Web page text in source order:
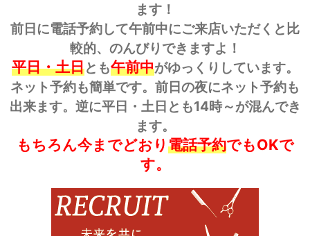
ます！
前日に電話予約して午前中にご来店いただくと比
較的、のんびりできますよ！
平日・土日とも午前中がゆっくりしています。
ネット予約も簡単です。前日の夜にネット予約も
出来ます。逆に平日・土日とも14時～が混んでき
ます。
もちろん今までどおり 電話予約でもOKで
す。